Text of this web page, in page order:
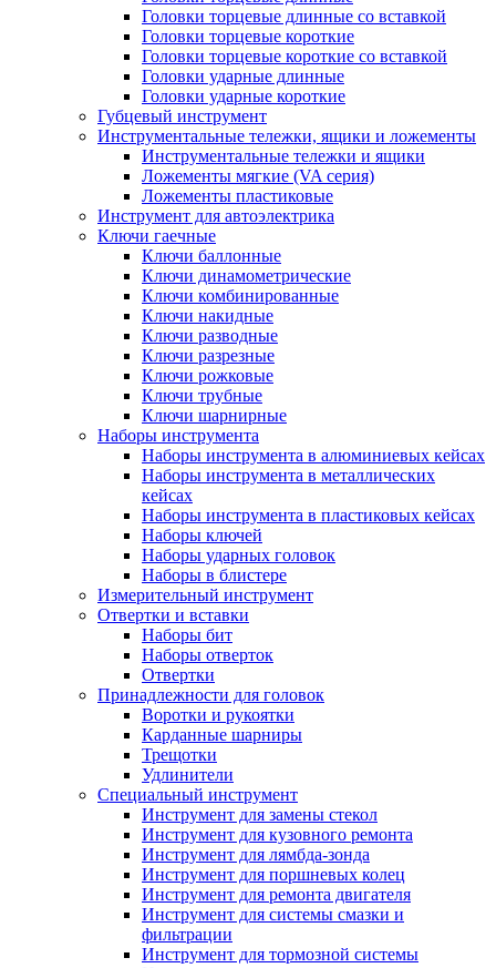
Головки торцевые длинные со вставкой
Головки торцевые короткие
Головки торцевые короткие со вставкой
Головки ударные длинные
Головки ударные короткие
Губцевый инструмент
Инструментальные тележки, ящики и ложементы
Инструментальные тележки и ящики
Ложементы мягкие (VA серия)
Ложементы пластиковые
Инструмент для автоэлектрика
Ключи гаечные
Ключи баллонные
Ключи динамометрические
Ключи комбинированные
Ключи накидные
Ключи разводные
Ключи разрезные
Ключи рожковые
Ключи трубные
Ключи шарнирные
Наборы инструмента
Наборы инструмента в алюминиевых кейсах
Наборы инструмента в металлических
кейсах
Наборы инструмента в пластиковых кейсах
Наборы ключей
Наборы ударных головок
Наборы в блистере
Измерительный инструмент
Отвертки и вставки
Наборы бит
Наборы отверток
Отвертки
Принадлежности для головок
Воротки и рукоятки
Карданные шарниры
Трещотки
Удлинители
Специальный инструмент
Инструмент для замены стекол
Инструмент для кузовного ремонта
Инструмент для лямбда-зонда
Инструмент для поршневых колец
Инструмент для ремонта двигателя
Инструмент для системы смазки и
фильтрации
Инструмент для тормозной системы